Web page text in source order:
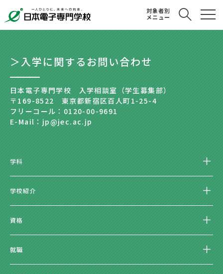
対象者別
メニュー
＞入学に関するお問い合わせ
日本電子専門学校 入学相談室（学生募集部）
〒169-8522 東京都新宿区百人町1-25-4
フリーコール：0120-00-9691
E-Mail：jp@jec.ac.jp
学科
学校紹介
資格
就職